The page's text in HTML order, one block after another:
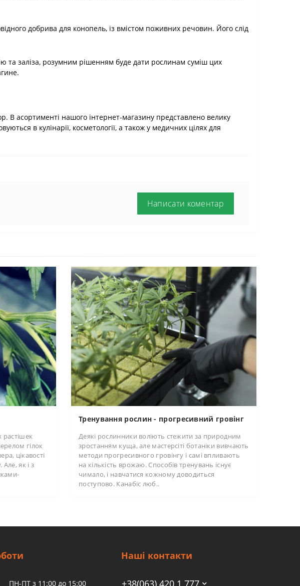
добрива для конопель, із вмістом поживних речовин. Його слід
та заліза, розумним рішенням буде дати рослинам суміш цих
асортименті нашого інтернет-магазину представлено велику
в кулінарії, косметології, а також у медичних цілях для
Написати коментар
растішек
гілок
цікавості
як і з
Тренування рослин - прогресивний гровінг
Деякі рослинники воліють стежити за природним
зростанням куща, але мастерсіті ботаніки вивчають
методи прогресивного гровінгу і самі впливають
на кількість врожаю. Способів тренувань існує
чимало, і навчатися кожному доводиться
поступово. Канабіс люб..
ПН-ПТ з 11:00 до 15:00
Наші контакти
+38(063) 420 1 777